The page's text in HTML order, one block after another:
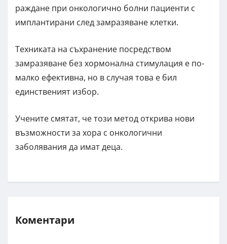
раждане при онкологично болни пациенти с
имплантирани след замразяване клетки.
Техниката на съхранение посредством
замразяване без хормонална стимулация е по-
малко ефективна, но в случая това е бил
единственият избор.
Учените смятат, че този метод открива нови
възможности за хора с онкологични
заболявания да имат деца.
Коментари